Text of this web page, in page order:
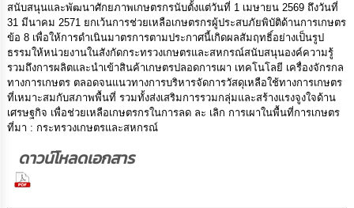
ข้อมูล
การ
ติดต่อ
สนับสนุนและพัฒนาศักยภาพเกษตรกรนับตั้งแต่วันที่ 1 เมษายน 2569 ถึงวันที่
31 มีนาคม 2571 ยกเว้นการช่วยเหลือเกษตรกรผู้ประสบภัยพิบัติด้านการเกษตร
ข้อ 8 เพื่อให้การดำเนินมาตรการตามประกาศนี้เกิดผลสัมฤทธิ์อย่างเป็นรูป
ธรรมให้หน่วยงานในสังกัดกระทรวงเกษตรและสหกรณ์สนับสนุนองค์ความรู้
รวมถึงการผลิตและนำเข้าสินค้าเกษตรปลอดการเผา เทคโนโลยี เครื่องจักรกล
ทางการเกษตร ตลอดจนแนวทางการบริหารจัดการวัสดุเหลือใช้ทางการเกษตร
ที่เหมาะสมกับสภาพพื้นที่ รวมทั้งส่งเสริมการรวมกลุ่มและสร้างแรงจูงใจด้าน
เศรษฐกิจ เพื่อช่วยเหลือเกษตรกรในการลด ละ เลิก การเผาในพื้นที่การเกษตร
ที่มา : กระทรวงเกษตรและสหกรณ์
ดาวน์โหลดเอกสาร